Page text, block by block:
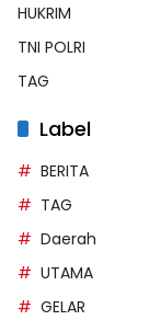
HUKRIM
TNI POLRI
TAG
Label
BERITA
TAG
Daerah
UTAMA
GELAR